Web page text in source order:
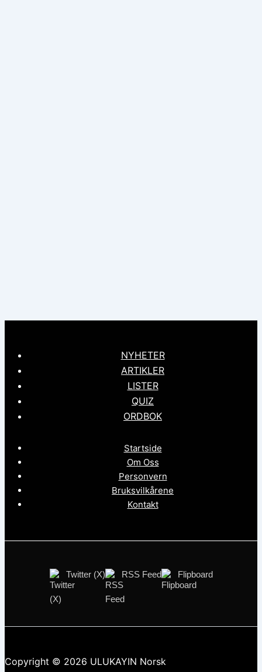
NYHETER
ARTIKLER
LISTER
QUIZ
ORDBOK
Startside
Om Oss
Personvern
Bruksvilkårene
Kontakt
Twitter (X) RSS Feed Flipboard
Copyright © 2026 ULUKAYIN Norsk